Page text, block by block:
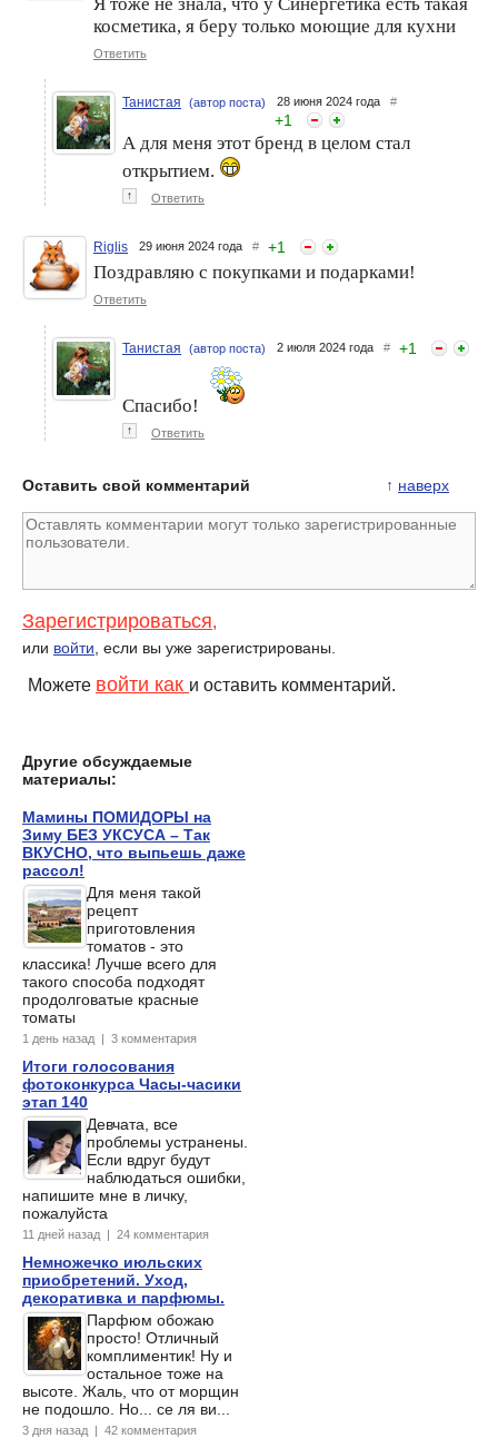
косметика, я беру только моющие для кухни
Ответить
Танистая (автор поста) 28 июня 2024 года #
+1
А для меня этот бренд в целом стал
открытием.
↑ Ответить
Riglis 29 июня 2024 года # +1
Поздравляю с покупками и подарками!
Ответить
Танистая (автор поста) 2 июля 2024 года # +1
Спасибо!
↑ Ответить
↑ наверх
Оставить свой комментарий
Зарегистрироваться,
или войти, если вы уже зарегистрированы.
Можете войти как и оставить комментарий.
Другие обсуждаемые
материалы:
Мамины ПОМИДОРЫ на
Зиму БЕЗ УКСУСА – Так
ВКУСНО, что выпьешь даже
рассол!
Для меня такой
рецепт
приготовления
томатов - это
классика! Лучше всего для
такого способа подходят
продолговатые красные
томаты
1 день назад | 3 комментария
Итоги голосования
фотоконкурса Часы-часики
этап 140
Девчата, все
проблемы устранены.
Если вдруг будут
наблюдаться ошибки,
напишите мне в личку,
пожалуйста
11 дней назад | 24 комментария
Немножечко июльских
приобретений. Уход,
декоративка и парфюмы.
Парфюм обожаю
просто! Отличный
комплиментик! Ну и
остальное тоже на
высоте. Жаль, что от морщин
не подошло. Но... се ля ви...
3 дня назад | 42 комментария